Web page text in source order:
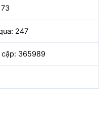
247
365989